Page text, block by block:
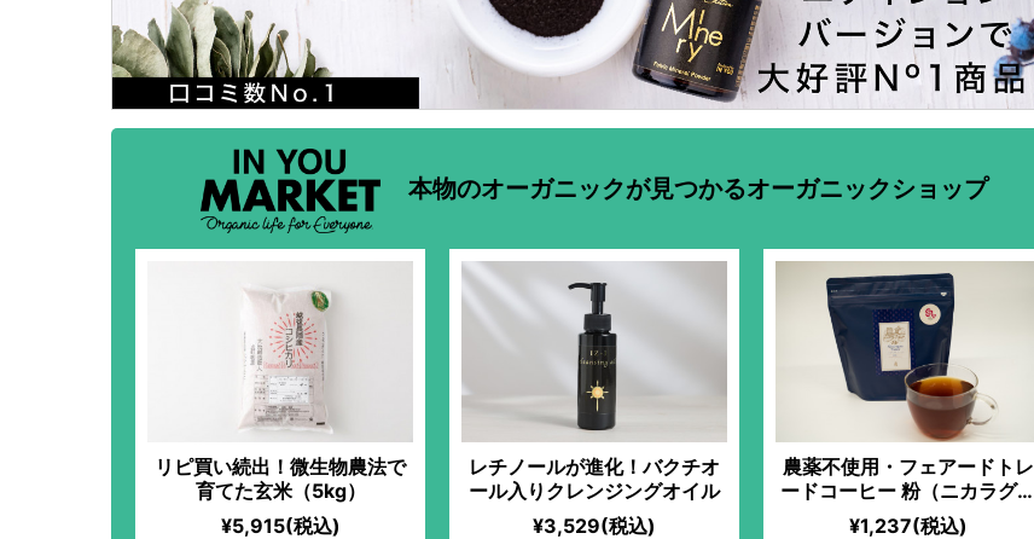
本物のオーガニックが見つかるオーガニックショップ
リピ買い続出！微生物農法で
育てた玄米（5kg）
¥5,915(税込)
レチノールが進化！バクチオ
ール入りクレンジングオイル
¥3,529(税込)
農薬不使用・フェアードトレ
ードコーヒー 粉（ニカラグア
産）
¥1,237(税込)